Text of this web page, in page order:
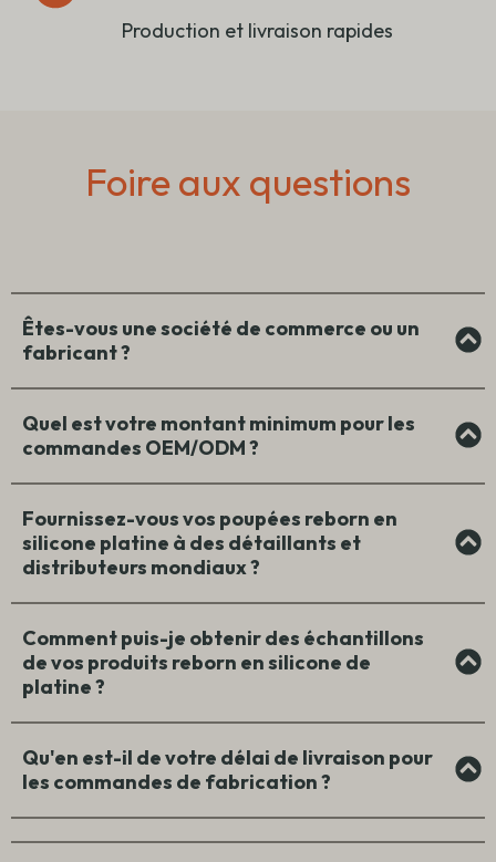
Production et livraison rapides
Foire aux questions
Êtes-vous une société de commerce ou un
fabricant ?
Quel est votre montant minimum pour les
commandes OEM/ODM ?
Fournissez-vous vos poupées reborn en
silicone platine à des détaillants et
distributeurs mondiaux ?
Comment puis-je obtenir des échantillons
de vos produits reborn en silicone de
platine ?
Qu'en est-il de votre délai de livraison pour
les commandes de fabrication ?